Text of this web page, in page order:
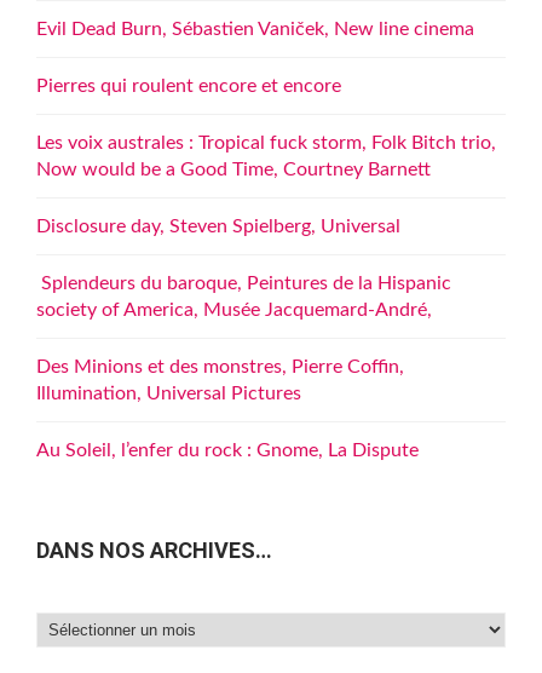
Evil Dead Burn, Sébastien Vaniček, New line cinema
Pierres qui roulent encore et encore
Les voix australes : Tropical fuck storm, Folk Bitch trio,
Now would be a Good Time, Courtney Barnett
Disclosure day, Steven Spielberg, Universal
Splendeurs du baroque, Peintures de la Hispanic
society of America, Musée Jacquemard-André,
Des Minions et des monstres, Pierre Coffin,
Illumination, Universal Pictures
Au Soleil, l’enfer du rock : Gnome, La Dispute
DANS NOS ARCHIVES…
Dans